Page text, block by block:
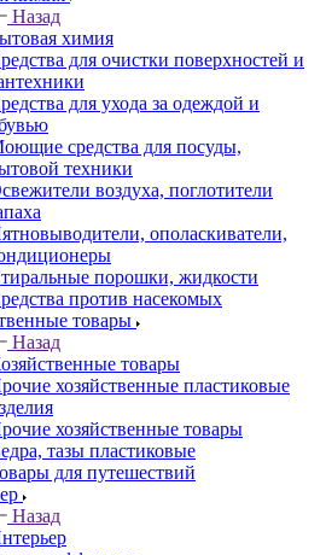
Назад
химия
для очистки поверхностей и
для ухода за одеждой и
средства для посуды,
техники
воздуха, поглотители
ополаскиватели,
порошки, жидкости
против насекомых
товары
Назад
товары
хозяйственные пластиковые
хозяйственные товары
тазы пластиковые
для путешествий
Назад